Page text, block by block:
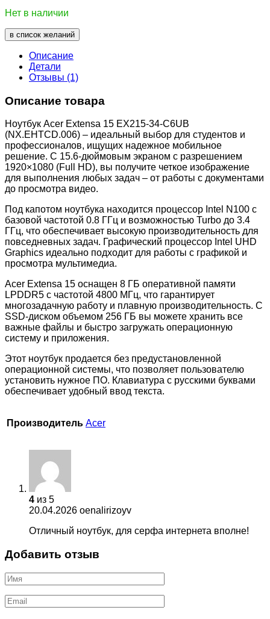
Нет в наличии
в список желаний
Описание
Детали
Отзывы (1)
Описание товара
Ноутбук Acer Extensa 15 EX215-34-C6UB
(NX.EHTCD.006) – идеальный выбор для студентов и
профессионалов, ищущих надежное мобильное
решение. С 15.6-дюймовым экраном с разрешением
1920×1080 (Full HD), вы получите четкое изображение
для выполнения любых задач – от работы с документами
до просмотра видео.
Под капотом ноутбука находится процессор Intel N100 с
базовой частотой 0.8 ГГц и возможностью Turbo до 3.4
ГГц, что обеспечивает высокую производительность для
повседневных задач. Графический процессор Intel UHD
Graphics идеально подходит для работы с графикой и
просмотра мультимедиа.
Acer Extensa 15 оснащен 8 ГБ оперативной памяти
LPDDR5 с частотой 4800 МГц, что гарантирует
многозадачную работу и плавную производительность. С
SSD-диском объемом 256 ГБ вы можете хранить все
важные файлы и быстро загружать операционную
систему и приложения.
Этот ноутбук продается без предустановленной
операционной системы, что позволяет пользователю
установить нужное ПО. Клавиатура с русскими буквами
обеспечивает удобный ввод текста.
Производитель Acer
4 из 5
20.04.2026 oenalirizoyv
Отличный ноутбук, для серфа интернета вполне!
Добавить отзыв